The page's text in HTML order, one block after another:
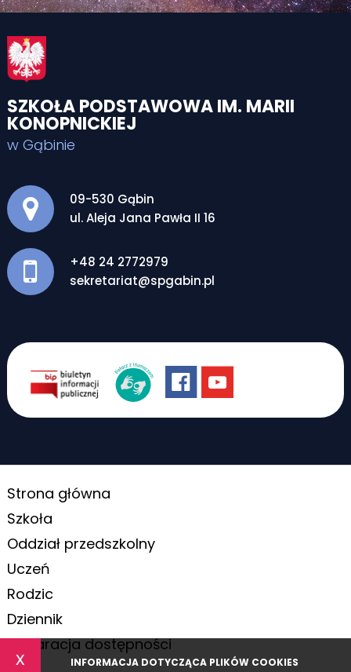
x INFORMACJA DOTYCZĄCA PLIKÓW COOKIES
SZKOŁA PODSTAWOWA IM. MARII
KONOPNICKIEJ
w Gąbinie
Adres pocztowy:
09-530 Gąbin
ul. Aleja Jana Pawła II 16
+48 24 2772979
sekretariat@spgabin.pl
Strona główna
Szkoła
Oddział przedszkolny
Uczeń
Rodzic
Dziennik
Deklaracja dostępności